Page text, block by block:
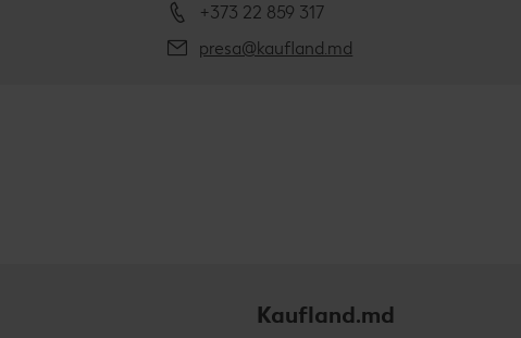
+373 22 859 317
presa@kaufland.md
Kaufland.md